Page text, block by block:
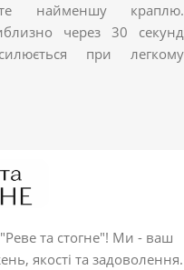
найменшу краплю.
через 30 секунд
при легкому
та стогне"! Ми - ваш
якості та задоволення.